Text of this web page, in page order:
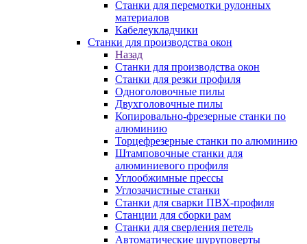
Станки для перемотки рулонных
материалов
Кабелеукладчики
Станки для производства окон
Назад
Станки для производства окон
Станки для резки профиля
Одноголовочные пилы
Двухголовочные пилы
Копировально-фрезерные станки по
алюминию
Торцефрезерные станки по алюминию
Штамповочные станки для
алюминиевого профиля
Углообжимные прессы
Углозачистные станки
Станки для сварки ПВХ-профиля
Станции для сборки рам
Станки для сверления петель
Автоматические шуруповерты